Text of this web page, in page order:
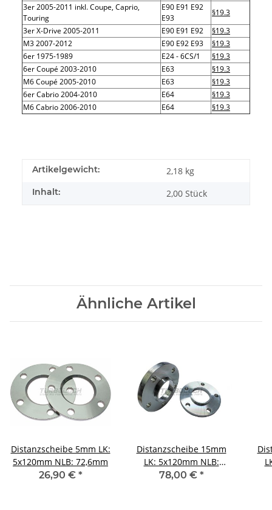
3er 2005-2011 inkl. Coupe, Caprio,
Touring
E90 E91 E92
E93
§19.3
3er X-Drive 2005-2011
E90 E91 E92
§19.3
M3 2007-2012
E90 E92 E93
§19.3
6er 1975-1989
E24 - 6CS/1
§19.3
6er Coupé 2003-2010
E63
§19.3
M6 Coupé 2005-2010
E63
§19.3
6er Cabrio 2004-2010
E64
§19.3
M6 Cabrio 2006-2010
E64 §19.3
Artikelgewicht: 2,18 kg
Inhalt: 2,00 Stück
Ähnliche Artikel
Distanzscheibe 5mm LK:
5x120mm NLB: 72,6mm
26,90 € *
Distanzscheibe 15mm
LK: 5x120mm NLB:
72,6mm - mit
78,00 € *